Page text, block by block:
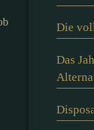
Die
Das